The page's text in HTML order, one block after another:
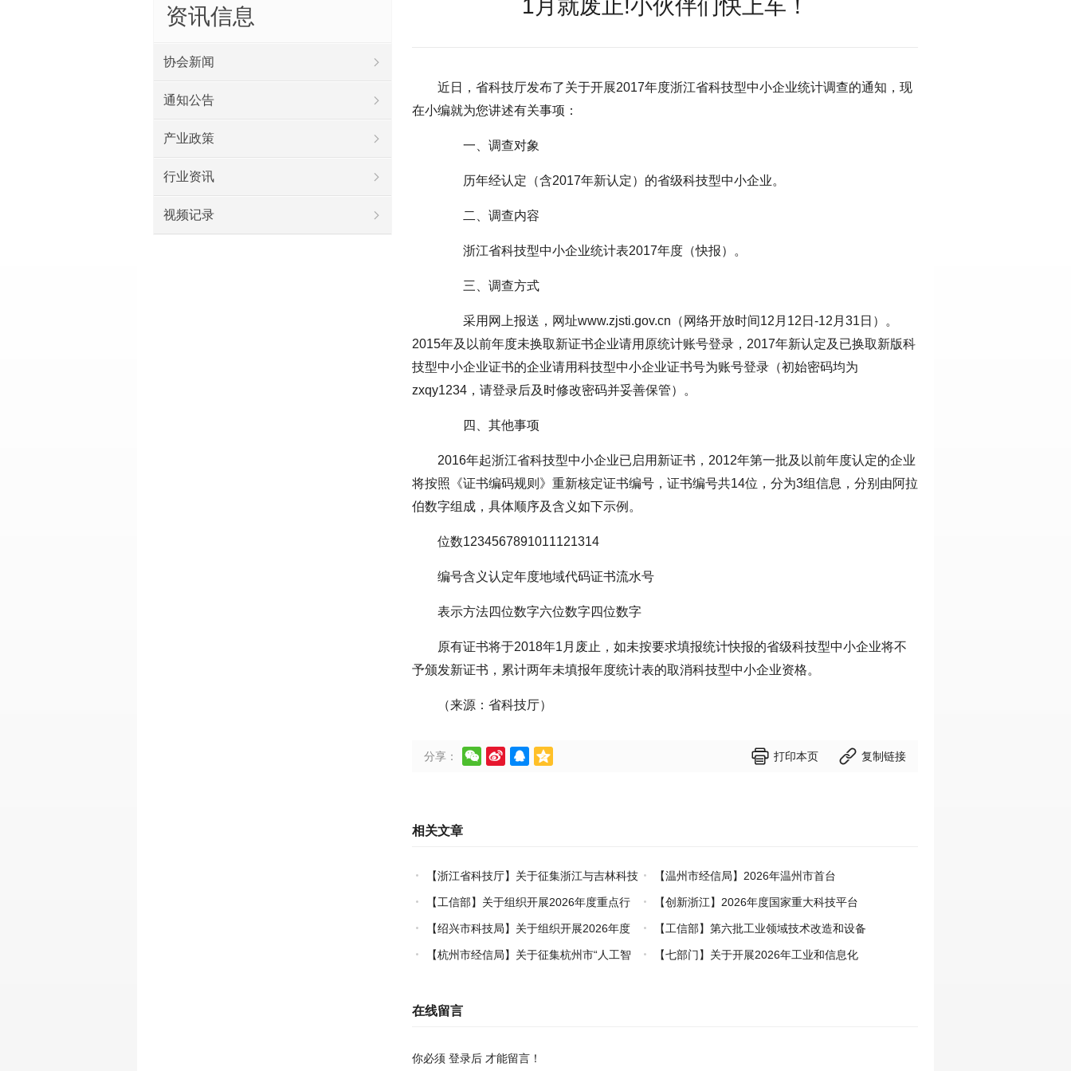
1月就废止!小伙伴们快上车！
近日，省科技厅发布了关于开展2017年度浙江省科技型中小企业统计调查的通知，现
在小编就为您讲述有关事项：
一、调查对象
历年经认定（含2017年新认定）的省级科技型中小企业。
二、调查内容
浙江省科技型中小企业统计表2017年度（快报）。
三、调查方式
采用网上报送，网址www.zjsti.gov.cn（网络开放时间12月12日-12月31日）。
2015年及以前年度未换取新证书企业请用原统计账号登录，2017年新认定及已换取新版科
技型中小企业证书的企业请用科技型中小企业证书号为账号登录（初始密码均为
zxqy1234，请登录后及时修改密码并妥善保管）。
四、其他事项
2016年起浙江省科技型中小企业已启用新证书，2012年第一批及以前年度认定的企业
将按照《证书编码规则》重新核定证书编号，证书编号共14位，分为3组信息，分别由阿拉
伯数字组成，具体顺序及含义如下示例。
位数1234567891011121314
编号含义认定年度地域代码证书流水号
表示方法四位数字六位数字四位数字
原有证书将于2018年1月废止，如未按要求填报统计快报的省级科技型中小企业将不
予颁发新证书，累计两年未填报年度统计表的取消科技型中小企业资格。
（来源：省科技厅）
分享：      打印本页  复制链接
相关文章
【浙江省科技厅】关于征集浙江与吉林科技
创新对口合作事项的通知
【温州市经信局】2026年温州市首台
（套）装备认定工作启动
【工信部】关于组织开展2026年度重点行
业能效、碳效领跑者企业推荐工作的通知
【创新浙江】2026年度国家重大科技平台
国际开放合作基础研究专项（试点）项目指南
【绍兴市科技局】关于组织开展2026年度
市级概念验证中心申报工作的通知
【工信部】第六批工业领域技术改造和设备
更新再贷款项目申报工作启动
【杭州市经信局】关于征集杭州市“人工智
【七部门】关于开展2026年工业和信息化
在线留言
你必须 登录后 才能留言！
资讯信息
协会新闻
通知公告
产业政策
行业资讯
视频记录